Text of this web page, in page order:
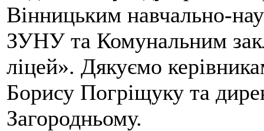
Вінницьким навчально-
ЗУНУ та Комунальним
ліцей». Дякуємо
Борису Погріщуку та
Загородньому.